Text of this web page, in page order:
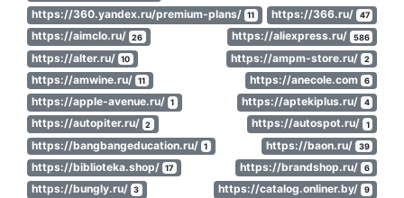
https://360.yandex.ru/premium-plans/ 11 https://366.ru/ 47
https://aimclo.ru/ 26 https://aliexpress.ru/ 586
https://alter.ru/ 10 https://ampm-store.ru/ 2
https://amwine.ru/ 11 https://anecole.com 6
https://apple-avenue.ru/ 1 https://aptekiplus.ru/ 4
https://autopiter.ru/ 2 https://autospot.ru/ 1
https://bangbangeducation.ru/ 1 https://baon.ru/ 39
https://biblioteka.shop/ 17 https://brandshop.ru/ 6
https://bungly.ru/ 3 https://catalog.onliner.by/ 9